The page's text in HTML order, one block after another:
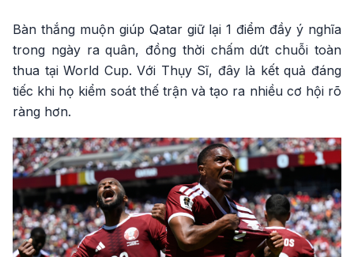
Bàn thắng muộn giúp Qatar giữ lại 1 điểm đầy ý nghĩa
trong ngày ra quân, đồng thời chấm dứt chuỗi toàn
thua tại World Cup. Với Thụy Sĩ, đây là kết quả đáng
tiếc khi họ kiểm soát thế trận và tạo ra nhiều cơ hội rõ
ràng hơn.